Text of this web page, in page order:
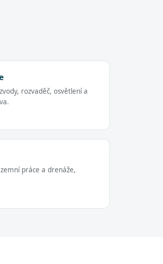
rozvaděč, osvětlení a
práce a drenáže,